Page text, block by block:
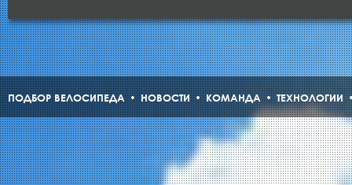
ПОДБОР ВЕЛОСИПЕДА НОВОСТИ КОМАНДА ТЕХНОЛОГИИ